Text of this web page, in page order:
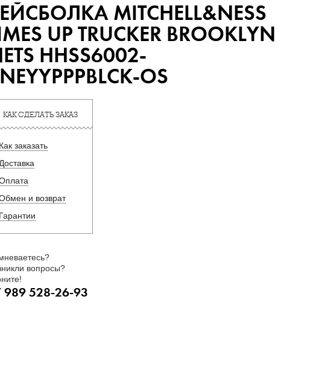
MITCHELL&NESS
UP TRUCKER BROOKLYN
HHSS6002-
OS
КАК СДЕЛАТЬ ЗАКАЗ
Как заказать
Доставка
и возврат
Гарантии
вопросы?
989 528-26-93